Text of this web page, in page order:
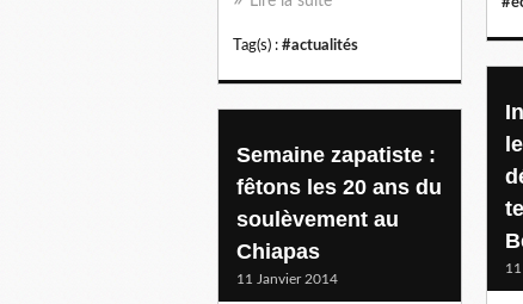
Tag(s) : #actualités
Semaine zapatiste :
fêtons les 20 ans du
soulèvement au
Chiapas
11 Janvier 2014